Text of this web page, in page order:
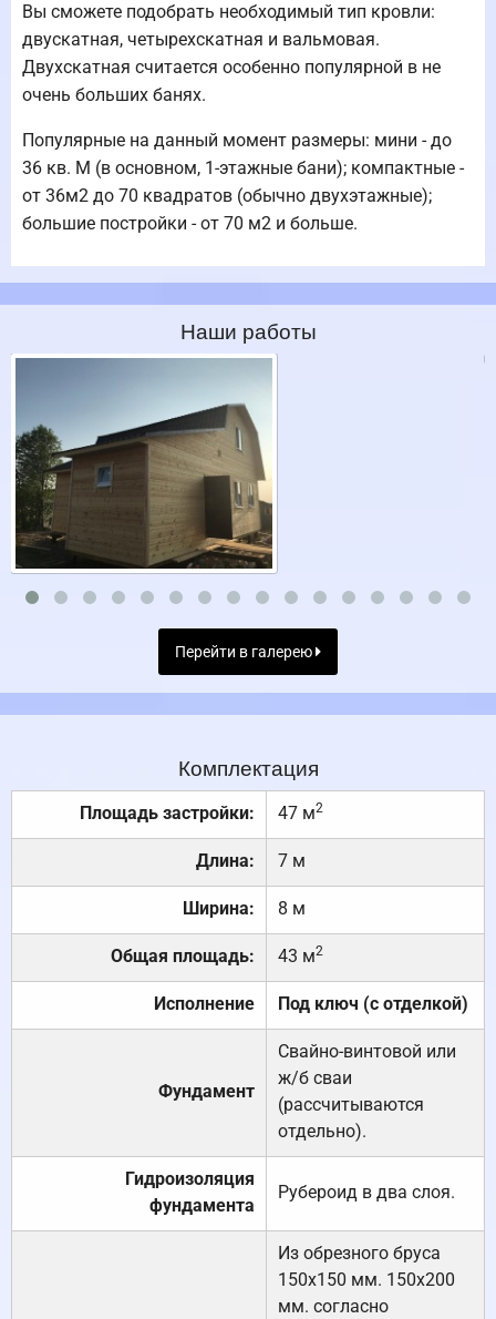
Вы сможете подобрать необходимый тип кровли:
двускатная, четырехскатная и вальмовая.
Двухскатная считается особенно популярной в не
очень больших банях.
Популярные на данный момент размеры: мини - до
36 кв. М (в основном, 1-этажные бани); компактные -
от 36м2 до 70 квадратов (обычно двухэтажные);
большие постройки - от 70 м2 и больше.
Наши работы
Перейти в галерею
Комплектация
Площадь застройки: 47 м2
Длина: 7 м
Ширина: 8 м
Общая площадь: 43 м2
Исполнение Под ключ (с отделкой)
Фундамент
Свайно-винтовой или
ж/б сваи
(рассчитываются
отдельно).
Гидроизоляция
фундамента
Рубероид в два слоя.
Из обрезного бруса
150х150 мм. 150х200
мм. согласно